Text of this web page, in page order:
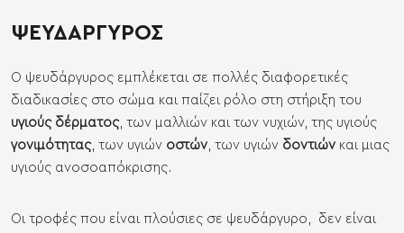
ΨΕΥΔΑΡΓΥΡΟΣ
Ο ψευδάργυρος εμπλέκεται σε πολλές διαφορετικές
διαδικασίες στο σώμα και παίζει ρόλο στη στήριξη του
υγιούς δέρματος, των μαλλιών και των νυχιών, της υγιούς
γονιμότητας, των υγιών οστών , των υγιών δοντιών και μιας
υγιούς ανοσοαπόκρισης.
Οι τροφές που είναι πλούσιες σε ψευδάργυρο, δεν είναι